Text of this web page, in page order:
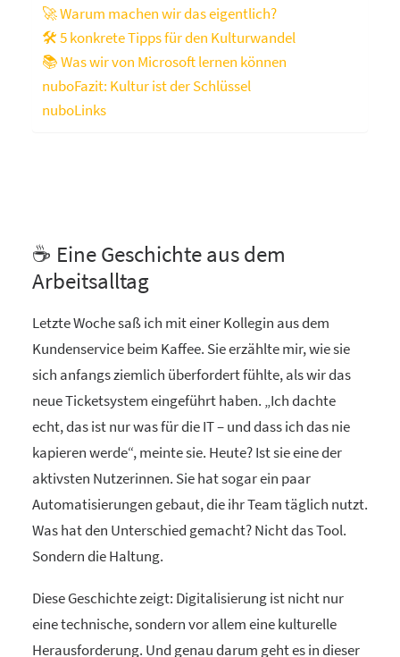
🚀 Warum machen wir das eigentlich?
🛠️ 5 konkrete Tipps für den Kulturwandel
📚 Was wir von Microsoft lernen können
nuboFazit: Kultur ist der Schlüssel
nuboLinks
☕ Eine Geschichte aus dem
Arbeitsalltag
Letzte Woche saß ich mit einer Kollegin aus dem
Kundenservice beim Kaffee. Sie erzählte mir, wie sie
sich anfangs ziemlich überfordert fühlte, als wir das
neue Ticketsystem eingeführt haben. „Ich dachte
echt, das ist nur was für die IT – und dass ich das nie
kapieren werde“, meinte sie. Heute? Ist sie eine der
aktivsten Nutzerinnen. Sie hat sogar ein paar
Automatisierungen gebaut, die ihr Team täglich nutzt.
Was hat den Unterschied gemacht? Nicht das Tool.
Sondern die Haltung.
Diese Geschichte zeigt: Digitalisierung ist nicht nur
eine technische, sondern vor allem eine kulturelle
Herausforderung. Und genau darum geht es in dieser